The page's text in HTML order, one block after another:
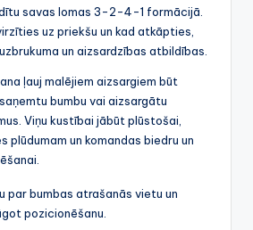
savas lomas 3-2-4-1 formācijā.
uz priekšu un kad atkāpties,
un aizsardzības atbildības.
ļauj malējiem aizsargiem būt
bumbu vai aizsargātu
Viņu kustībai jābūt plūstošai,
plūdumam un komandas biedru un
par bumbas atrašanās vietu un
pozicionēšanu.